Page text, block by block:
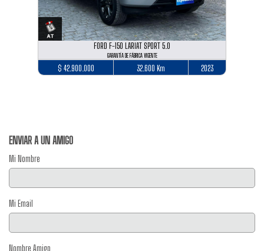
FORD F-150 LARIAT SPORT 5.0
GARANTÍA DE FÁBRICA VIGENTE
$ 42.900.000 32.600 Km 2023
ENVIAR A UN AMIGO
Mi Nombre
Mi Email
Nombre Amigo